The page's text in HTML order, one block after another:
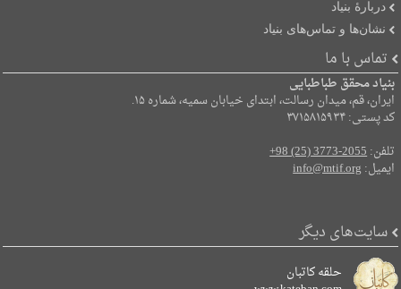
دربارۀ بنیاد
نشان‌ها و تماس‌های بنیاد
تماس با ما
بنیاد محقق طباطبایی
ایران، قم، میدان رسالت، ابتدای خیابان سمیه، شماره ۱۵.
کد پستی: ۳۷۱۵۸۱۵۹۳۴
تلفن:+98 (25) 3773-2055
ایمیل:info@mtif.org
سایت‌های دیگر
حلقه کاتبان